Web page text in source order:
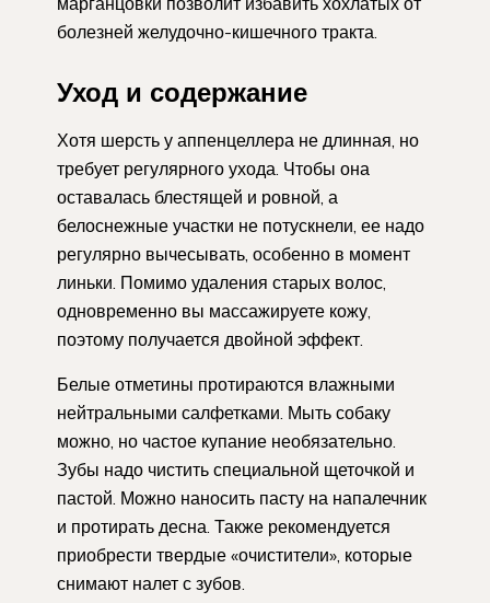
болезней желудочно-кишечного тракта.
Уход и содержание
Хотя шерсть у аппенцеллера не длинная, но
требует регулярного ухода. Чтобы она
оставалась блестящей и ровной, а
белоснежные участки не потускнели, ее надо
регулярно вычесывать, особенно в момент
линьки. Помимо удаления старых волос,
одновременно вы массажируете кожу,
поэтому получается двойной эффект.
Белые отметины протираются влажными
нейтральными салфетками. Мыть собаку
можно, но частое купание необязательно.
Зубы надо чистить специальной щеточкой и
пастой. Можно наносить пасту на напалечник
и протирать десна. Также рекомендуется
приобрести твердые «очистители», которые
снимают налет с зубов.